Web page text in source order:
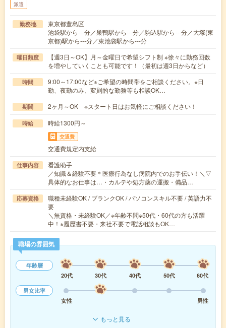
派遣
勤務地
東京都豊島区
池袋駅から---分／巣鴨駅から---分／駒込駅から---分／大塚(東
京都)駅から---分／東池袋駅から---分
曜日頻度
【週3日～OK】月～金曜日で希望シフト制 ※徐々に勤務回数
を増やしていくことも可能です！（最初は週3日からなど）
時間
9:00～17:00など※ご希望の時間帯をご相談ください。※日
勤、夜勤のみ、変則的な勤務等も相談OK…
期間 2ヶ月～OK ※スタート日はお気軽にご相談ください！
時給 時給1300円～
交通費
交通費規定内支給
仕事内容
看護助手
／知識＆経験不要＊医療行為なし病院内でのお手伝い！＼▽
具体的なお仕事は…・カルテや処方薬の運搬・備品…
応募資格
職種未経験OK / ブランクOK / パソコンスキル不要 / 英語力不
要
＼無資格・未経験OK／※年齢不問※50代・60代の方も活躍
中！※履歴書不要・来社不要で電話相談もOK…
職場の雰囲気
年齢層
20代
30代 40代 50代
60代
男女比率
女性
男性
もっと見る